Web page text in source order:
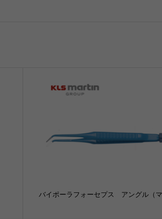
バイポーラフォーセプス アングル（マ